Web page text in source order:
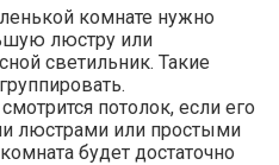
комнате нужно
люстру или
светильник. Такие
потолок, если его
люстрами или простыми
будет достаточно